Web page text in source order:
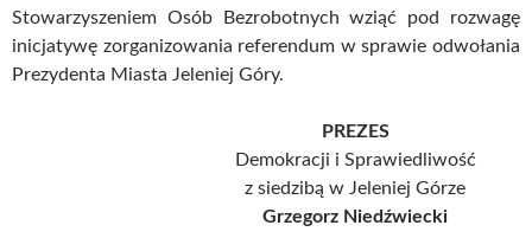
Stowarzyszeniem Osób Bezrobotnych wziąć pod rozwagę
inicjatywę zorganizowania referendum w sprawie odwołania
Prezydenta Miasta Jeleniej Góry.
PREZES
Demokracji i Sprawiedliwość
z siedzibą w Jeleniej Górze
Grzegorz Niedźwiecki